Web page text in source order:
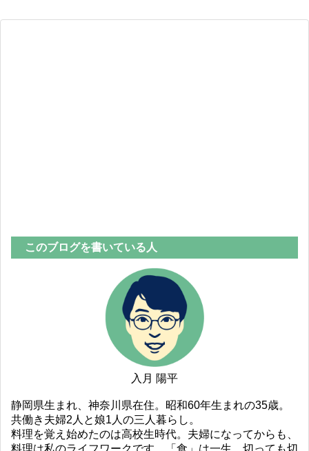
このブログを書いている人
入月 陽平
静岡県生まれ、神奈川県在住。昭和60年生まれの35歳。
共働き夫婦2人と娘1人の三人暮らし。
料理を覚え始めたのは高校生時代。夫婦になってからも、
料理は私のライフワークです。「食」は一生、切っても切